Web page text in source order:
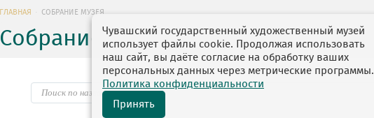
ГЛАВНАЯ СОБРАНИЕ МУЗЕЯ
Собрание музеяЧувашский государственный художественный музей
использует файлы cookie. Продолжая использовать
наш сайт, вы даёте согласие на обработку ваших
персональных данных через метрические программы.
Политика конфиденциальности
Принять